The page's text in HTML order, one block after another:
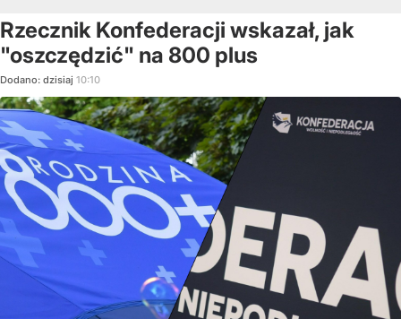
Rzecznik Konfederacji wskazał, jak
"oszczędzić" na 800 plus
Dodano: dzisiaj 10:10